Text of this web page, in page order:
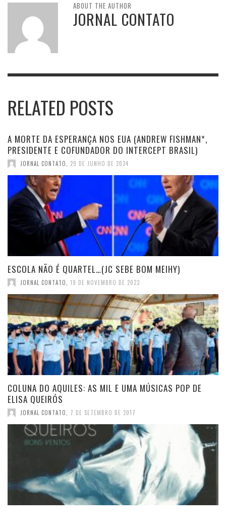
ABOUT THE AUTHOR
JORNAL CONTATO
RELATED POSTS
A MORTE DA ESPERANÇA NOS EUA (ANDREW FISHMAN*,
PRESIDENTE E COFUNDADOR DO INTERCEPT BRASIL)
JORNAL CONTATO 29 DE JUNHO DE 2024
ESCOLA NÃO É QUARTEL…(JC SEBE BOM MEIHY)
JORNAL CONTATO 19 DE NOVEMBRO DE 2023
COLUNA DO AQUILES: AS MIL E UMA MÚSICAS POP DE
ELISA QUEIRÓS
JORNAL CONTATO 7 DE SETEMBRO DE 2017